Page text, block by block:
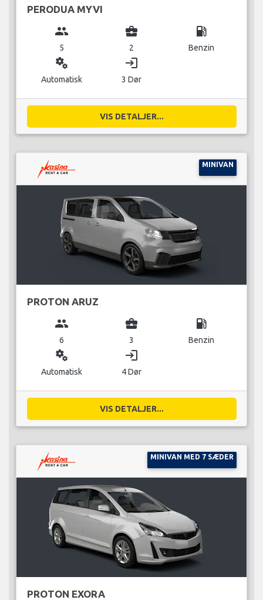
PERODUA MYVI
group
5
business_center
2
local_gas_station
Benzin
miscellaneous_services
Automatisk
login
3 Dør
VIS DETALJER...
MINIVAN
PROTON ARUZ
group
6
business_center
3
local_gas_station
Benzin
miscellaneous_services
Automatisk
login
4 Dør
VIS DETALJER...
MINIVAN MED 7 SÆDER
PROTON EXORA